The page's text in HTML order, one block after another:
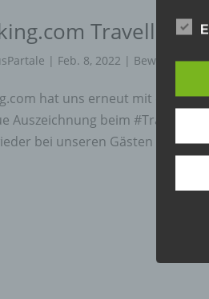
| Feb. 8, 2022 | Bewertung,
hat uns erneut mit dem
Auszeichnung beim
bei unseren Gästen &